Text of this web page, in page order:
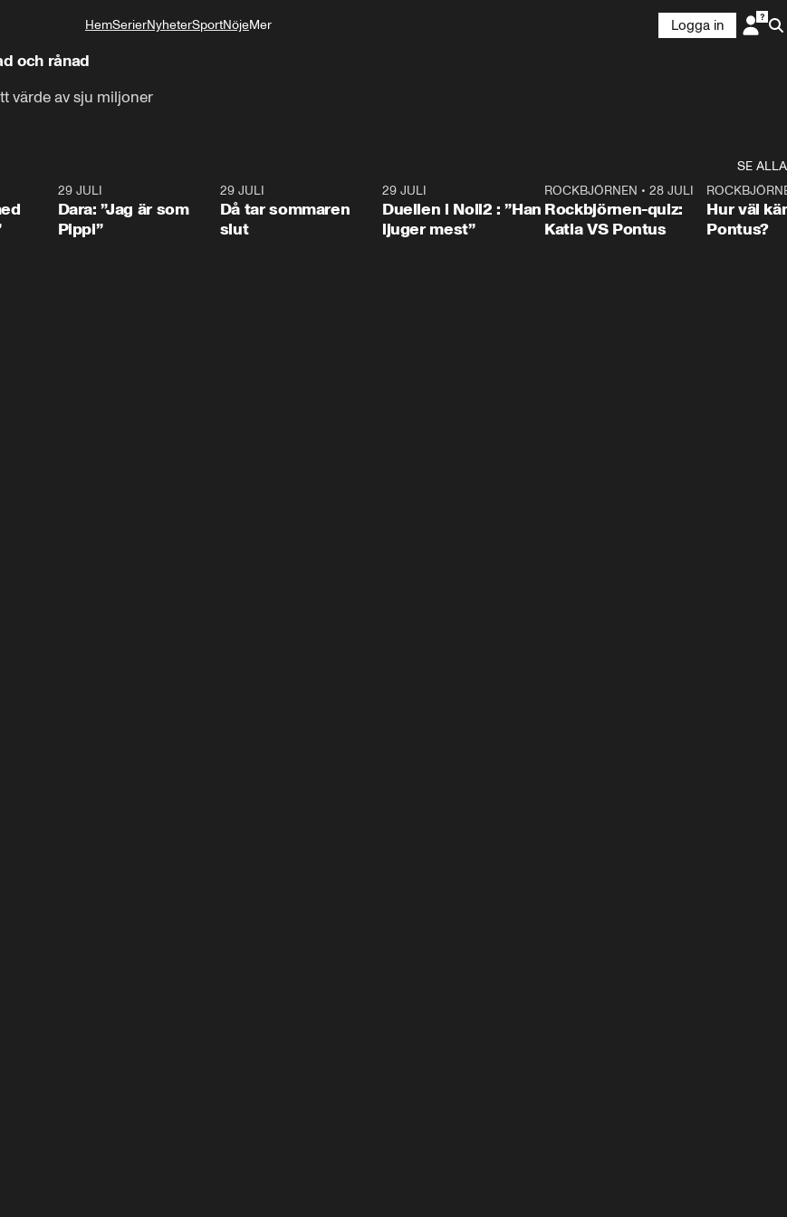
HemSerierNyheterSportNöjeMer
Logga in
och rånad
värde av sju miljoner
SE ALLA
29 JULI
Dara: ”Jag är som
Pippi”
29 JULI
Då tar sommaren
slut
29 JULI
Duellen i Noll2 : ”Han
ljuger mest”
0:15
ROCKBJÖRNEN •28 JULI
Rockbjörnen-quiz:
Katia VS Pontus
Hur väl
Pontus?